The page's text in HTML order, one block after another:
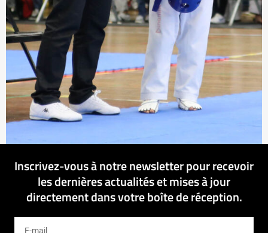
Inscrivez-vous à notre newsletter pour recevoir
les dernières actualités et mises à jour
directement dans votre boîte de réception.